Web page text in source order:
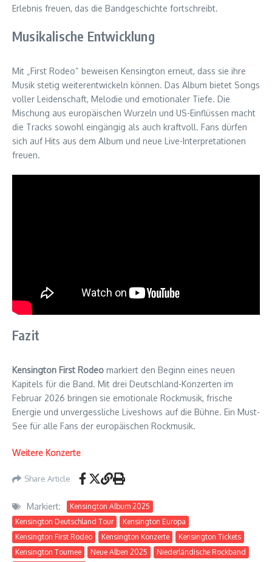
Erlebnis freuen, das die Bandgeschichte fortschreibt.
Musikalische Entwicklung
Mit „First Rodeo“ beweisen Kensington erneut, dass sie ihre
Musik stetig weiterentwickeln können. Das Album bietet Songs
voller Leidenschaft, Melodie und emotionaler Tiefe. Die
Mischung aus europäischen Wurzeln und US-Einflüssen macht
die Tracks sowohl eingängig als auch kraftvoll. Fans dürfen
sich auf Hits aus dem Album und neue Live-Interpretationen
freuen.
Fazit
Kensington First Rodeo markiert den Beginn eines neuen
Kapitels für die Band. Mit drei Deutschland-Konzerten im
Februar 2026 bringen sie emotionale Rockmusik, frische
Energie und unvergessliche Liveshows auf die Bühne. Ein Must-
See für alle Fans der europäischen Rockmusik.
Weitere Konzerte
Share Article
Markiert:
Kensington Album 2025
Kensington Deutschland Tour
Kensington Europa
Kensington First Rodeo
Kensington Konzerte
Kensington Tickets
Kensington Tournee
Neue Alben 2025
Niederländische Rockband